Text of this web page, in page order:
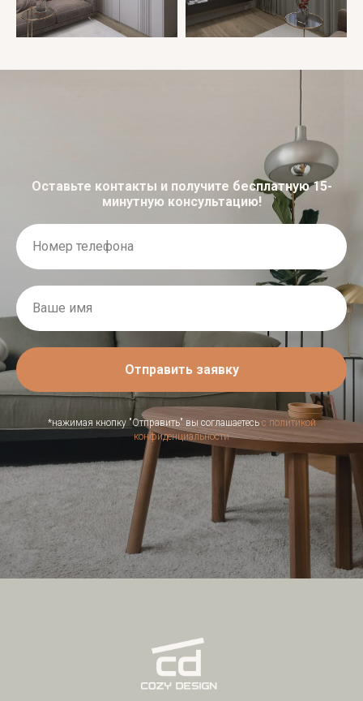
Оставьте контакты и получите бесплатную 15-
минутную консультацию!
Отправить заявку
*нажимая кнопку "Отправить" вы соглашаетесь с политикой
конфиденциальности
ГЛАВНАЯ СТРАНИЦА